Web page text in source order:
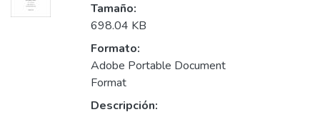
Tamaño:
698.04 KB
Formato:
Adobe Portable Document
Format
Descripción: